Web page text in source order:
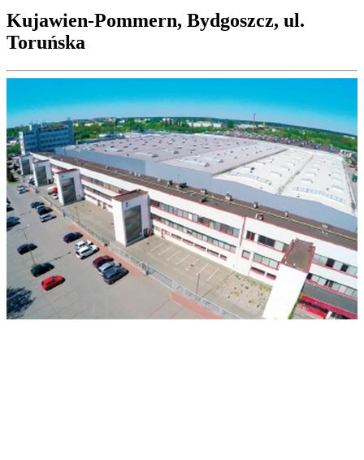
Kujawien-Pommern, Bydgoszcz, ul.
Toruńska